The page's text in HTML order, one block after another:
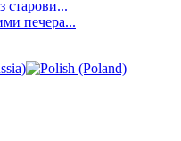
старови...
печера...